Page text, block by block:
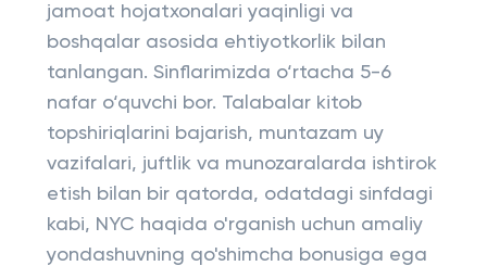
jamoat hojatxonalari yaqinligi va
boshqalar asosida ehtiyotkorlik bilan
tanlangan. Sinflarimizda o‘rtacha 5-6
nafar o‘quvchi bor. Talabalar kitob
topshiriqlarini bajarish, muntazam uy
vazifalari, juftlik va munozaralarda ishtirok
etish bilan bir qatorda, odatdagi sinfdagi
kabi, NYC haqida o'rganish uchun amaliy
yondashuvning qo'shimcha bonusiga ega